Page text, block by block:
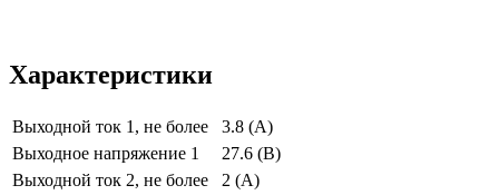
Характеристики
Выходной ток 1, не более
3.8 (А)
Выходное напряжение 1
27.6 (В)
Выходной ток 2, не более
2 (А)